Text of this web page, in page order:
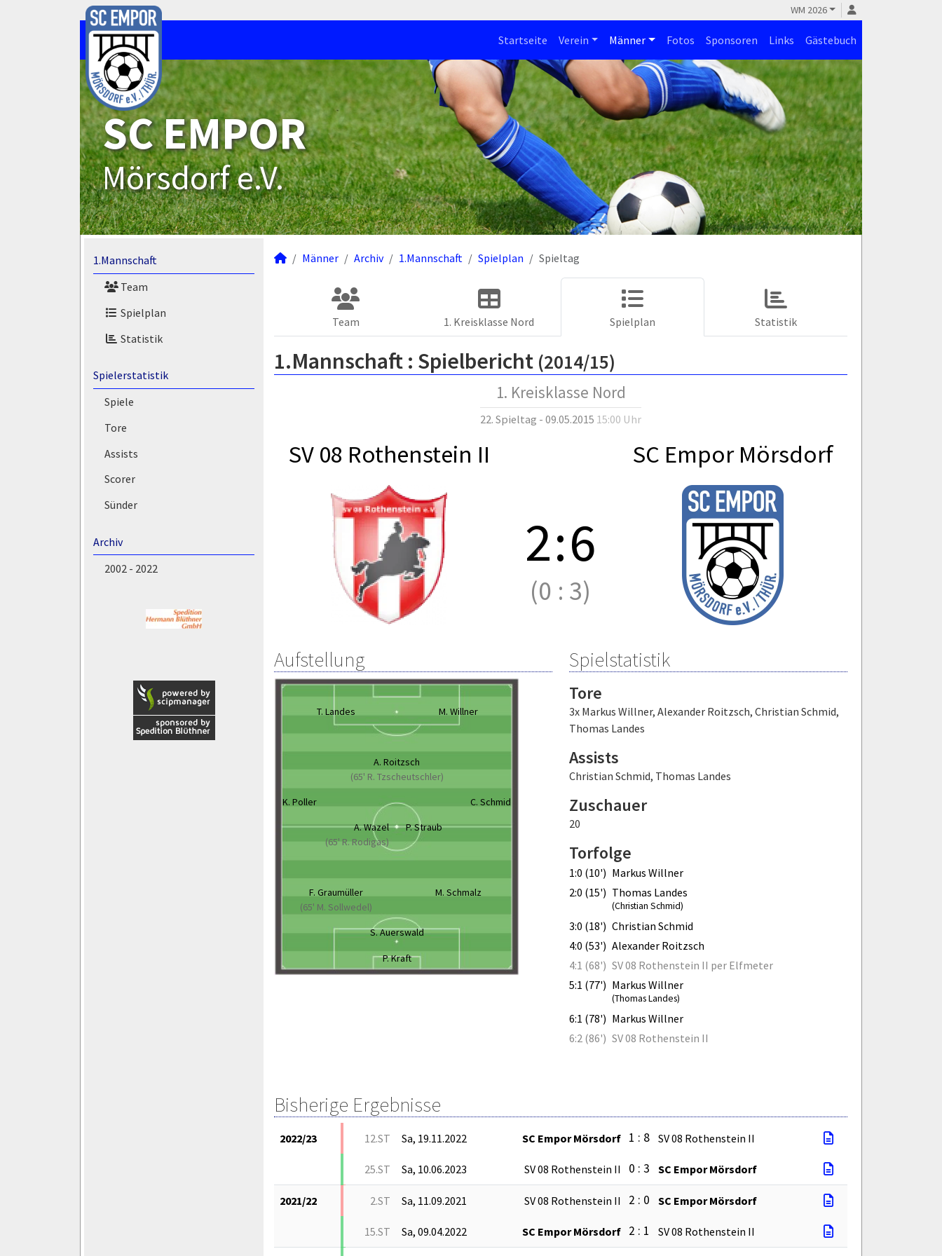
WM 2026
Startseite Verein Männer Fotos Sponsoren Links Gästebuch
SC EMPOR
Mörsdorf e.V.
1.Mannschaft
Team
Spielplan
Statistik
Spielerstatistik
Spiele
Tore
Assists
Scorer
Sünder
Archiv
2002 - 2022
Männer Archiv 1.Mannschaft Spielplan Spieltag
Team 1. Kreisklasse Nord Spielplan Statistik
1.Mannschaft : Spielbericht (2014/15)
1. Kreisklasse Nord
22. Spieltag - 09.05.2015 15:00 Uhr
SV 08 Rothenstein II SC Empor Mörsdorf
2:6
(0 : 3)
Aufstellung
T. Landes M. Willner
A. Roitzsch
(65' R. Tzscheutschler)
K. Poller
C. Schmid
A. Wazel
(65' R. Rodigas)
P. Straub
F. Graumüller
(65' M. Sollwedel)
M. Schmalz
S. Auerswald
P. Kraft
Spielstatistik
Tore
3x Markus Willner, Alexander Roitzsch, Christian Schmid,
Thomas Landes
Assists
Christian Schmid, Thomas Landes
Zuschauer
20
Torfolge
1:0 (10') Markus Willner
2:0 (15') Thomas Landes
(Christian Schmid)
3:0 (18') Christian Schmid
4:0 (53') Alexander Roitzsch
4:1 (68') SV 08 Rothenstein II per Elfmeter
5:1 (77') Markus Willner
(Thomas Landes)
6:1 (78') Markus Willner
6:2 (86') SV 08 Rothenstein II
Bisherige Ergebnisse
2022/23 12.ST Sa, 19.11.2022 SC Empor Mörsdorf 1 : 8 SV 08 Rothenstein II
25.ST Sa, 10.06.2023 SV 08 Rothenstein II 0 : 3 SC Empor Mörsdorf
2021/22 2.ST Sa, 11.09.2021 SV 08 Rothenstein II 2 : 0 SC Empor Mörsdorf
15.ST Sa, 09.04.2022 SC Empor Mörsdorf 2 : 1 SV 08 Rothenstein II